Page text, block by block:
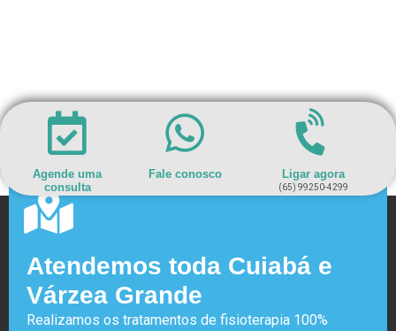
Agende uma
consulta
Fale conosco Ligar agora
(65) 99250-4299
Atendemos toda Cuiabá e
Várzea Grande
Realizamos os tratamentos de fisioterapia 100%